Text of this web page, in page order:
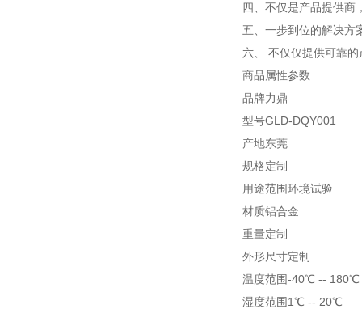
四、不仅是产品提供商
五、一步到位的解决方
六、 不仅仅提供可靠
商品属性参数
品牌力鼎
型号GLD-DQY001
产地东莞
规格定制
用途范围环境试验
材质铝合金
重量定制
外形尺寸定制
温度范围-40℃ -- 180℃
湿度范围1℃ -- 20℃